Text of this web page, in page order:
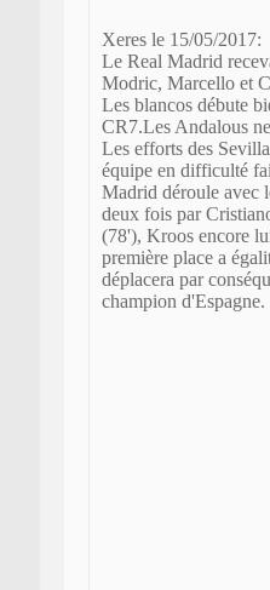
Xeres le 15/05/2017:
Le Real Madrid
Modric, Marcello et
Les blancos débute
CR7.Les Andalous
Les efforts des
équipe en difficulté
Madrid déroule avec
deux fois par
(78'), Kroos encore
première place a
déplacera par
champion d'Espagne.